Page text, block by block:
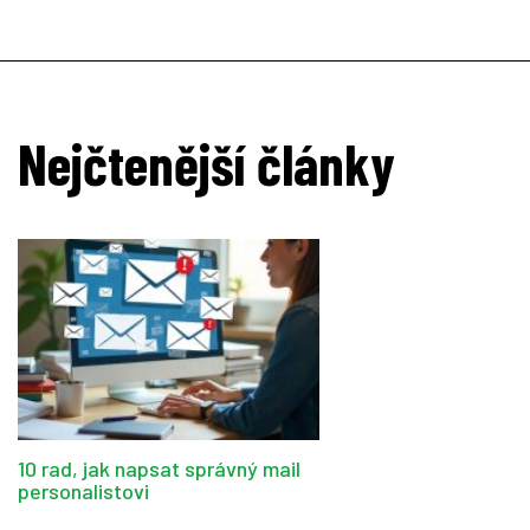
Nejčtenější články
10 rad, jak napsat správný mail
personalistovi